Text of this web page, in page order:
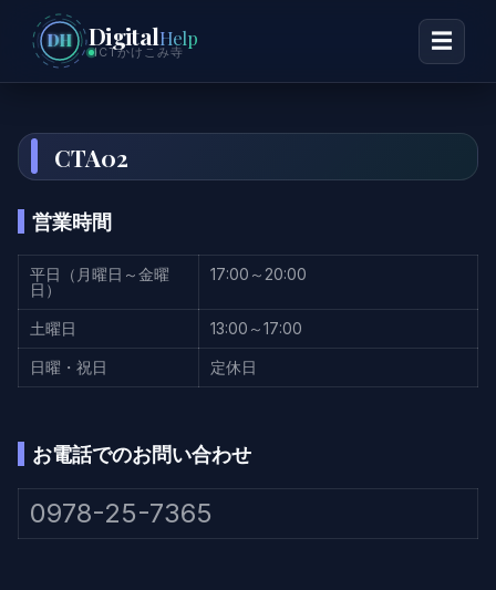
DH DigitalHelp
ICTかけこみ寺 ☰
CTA02
営業時間
平日（月曜日～金曜
日）
17:00～20:00
土曜日 13:00～17:00
日曜・祝日 定休日
お電話でのお問い合わせ
0978-25-7365